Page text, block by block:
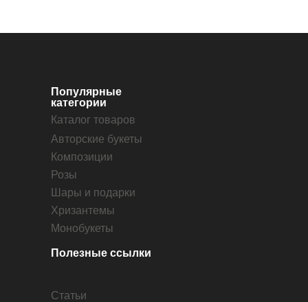
Авторские букеты
Композиции
Розы
Шары и подарки
Хризантемы
Монобукеты
Популярные
категории
Статьи
Каталог товаров
Полезные ссылки